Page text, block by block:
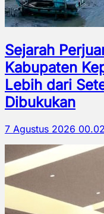
Sejarah
Kabupaten
Lebih dari
Dibukukan
7 Agustus 2026 00.02